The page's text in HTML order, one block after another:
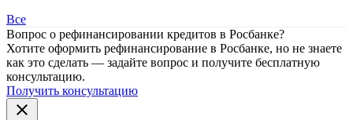
Все
Вопрос о рефинансировании кредитов в Росбанке?
Хотите оформить рефинансирование в Росбанке, но не знаете
как это сделать — задайте вопрос и получите бесплатную
консультацию.
Получить консультацию
close